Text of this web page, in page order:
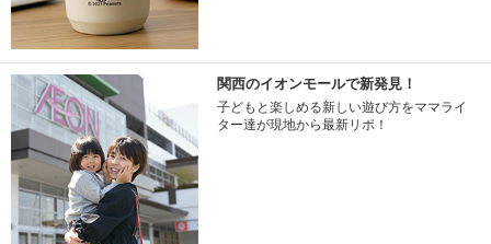
関西のイオンモールで新発見！
子どもと楽しめる新しい遊び方をママライ
ター達が現地から最新リポ！